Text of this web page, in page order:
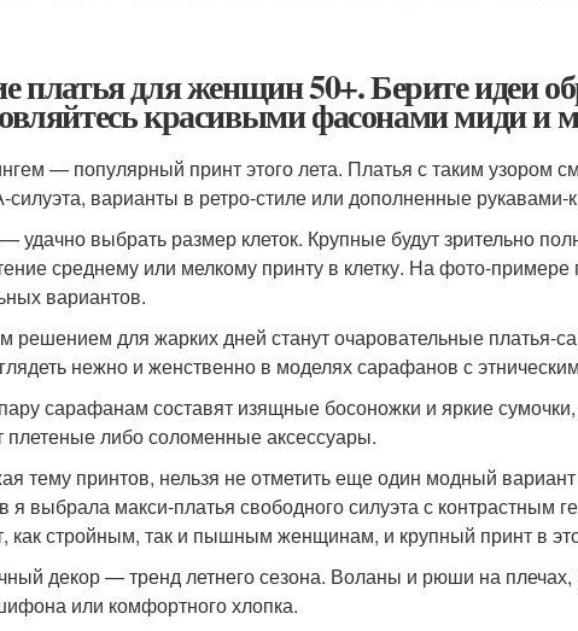
платья для женщин 50+. Берите идеи
красивыми фасонами миди и
— популярный принт этого лета. Платья с таким узором
силуэта, варианты в ретро-стиле или дополненные
удачно выбрать размер клеток. Крупные будут зрительно
среднему или мелкому принту в клетку. На фото-
вариантов.
решением для жарких дней станут очаровательные платья-
нежно и женственно в моделях сарафанов с
сарафанам составят изящные босоножки и яркие
плетеные либо соломенные аксессуары.
тему принтов, нельзя не отметить еще один модный
я выбрала макси-платья свободного силуэта с контрастным
как стройным, так и пышным женщинам, и крупный принт в
декор — тренд летнего сезона. Воланы и рюши на плечах,
или комфортного хлопка.